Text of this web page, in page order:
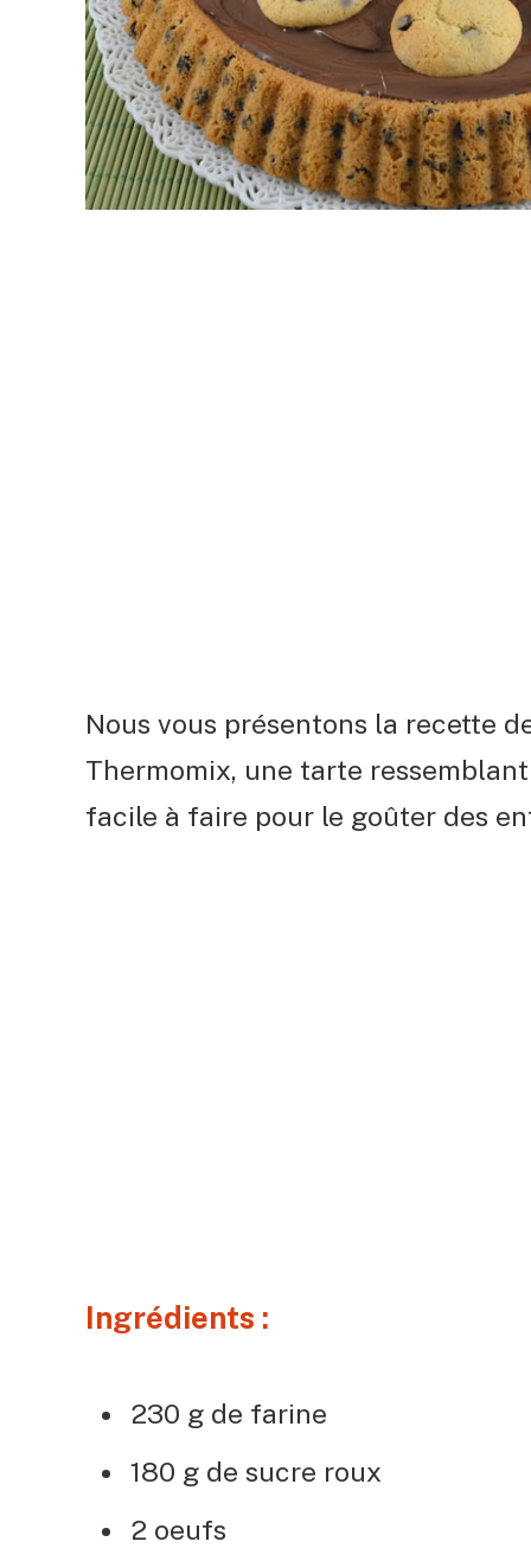
Nous vous présentons la recette
Thermomix, une tarte
facile à faire pour le goûter des
Ingrédients :
230 g de farine
180 g de sucre roux
2 oeufs